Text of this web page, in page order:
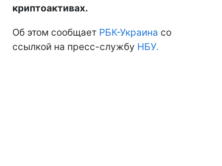
криптоактивах.
Об этом сообщает РБК-Украина со
ссылкой на пресс-службу НБУ.